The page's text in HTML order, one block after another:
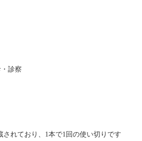
診察
れており、1本で1回の使い切りです